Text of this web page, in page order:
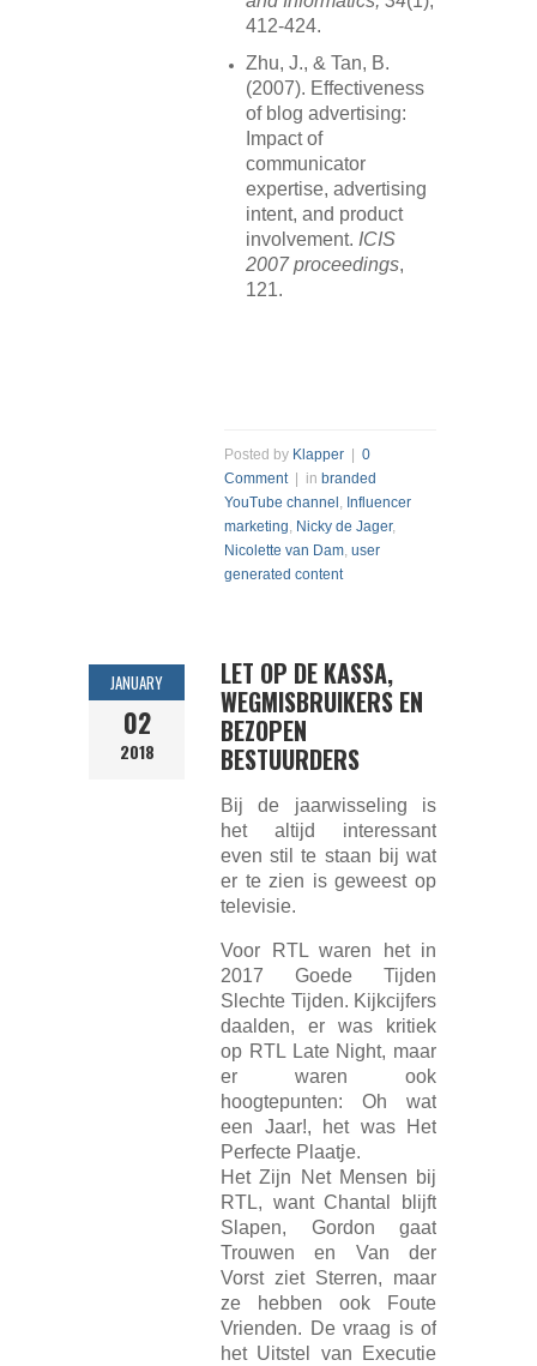
412-424.
Zhu, J., & Tan, B.
(2007). Effectiveness
of blog advertising:
Impact of
communicator
expertise, advertising
intent, and product
involvement. ICIS
2007 proceedings,
121.
Posted by Klapper
0
Comment| in branded
YouTube channel , Influencer
marketing, Nicky de Jager,
Nicolette van Dam, user
generated content
JANUARY
02
2018
LET OP DE KASSA,
WEGMISBRUIKERS EN
BEZOPEN
BESTUURDERS
Bij de jaarwisseling is
het altijd interessant
even stil te staan bij wat
er te zien is geweest op
televisie.
Voor RTL waren het in
2017 Goede Tijden
Slechte Tijden. Kijkcijfers
daalden, er was kritiek
op RTL Late Night, maar
er waren ook
hoogtepunten: Oh wat
een Jaar!, het was Het
Perfecte Plaatje.
Het Zijn Net Mensen bij
RTL, want Chantal blijft
Slapen, Gordon gaat
Trouwen en Van der
Vorst ziet Sterren, maar
ze hebben ook Foute
Vrienden. De vraag is of
het Uitstel van Executie